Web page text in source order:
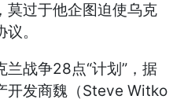
莫过于他企图迫使乌克
。
兰战争28点“计划”，据
开发商魏（Steve Witko